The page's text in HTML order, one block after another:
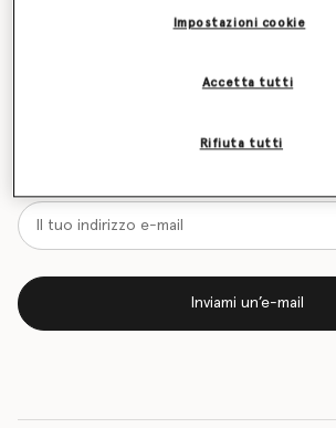
Scopri in anteprima quando sarà di
Inviami un’e-mail
Impostazioni cookie
Rifiuta tutti
Accetta tutti